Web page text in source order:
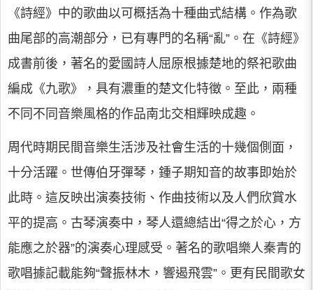
《詩經》中的歌曲以可概括為十種曲式結構。作為歌
曲尾部的高潮部分，已有專門的名稱“亂”。在《詩經》
成書前後，著名的愛國詩人屈原根據楚地的祭祀歌曲
編成《九歌》，具有濃重的楚文化特徵。至此，兩種
不同不同音樂風格的作品南北交相輝映成趣。
周代時期民間音樂生活涉及社會生活的十幾個側面，
十分活躍。世傳伯牙彈琴，鍾子期知音的故事即始於
此時。這反映出演奏技術、作曲技術以及人們欣賞水
平的提高。古琴演奏中，琴人還總結出“得之於心，方
能應之於器”的演奏心理感受。著名的歌唱樂人秦青的
歌唱據記載能夠“聲振林木，響遏飛雲”。更有民間歌女